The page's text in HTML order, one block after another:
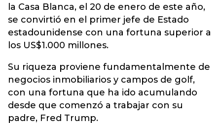
la Casa Blanca, el 20 de enero de este año,
se convirtió en el primer jefe de Estado
estadounidense con una fortuna superior a
los US$1.000 millones.
Su riqueza proviene fundamentalmente de
negocios inmobiliarios y campos de golf,
con una fortuna que ha ido acumulando
desde que comenzó a trabajar con su
padre, Fred Trump.